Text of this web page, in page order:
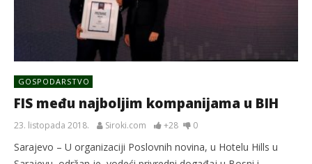
GOSPODARSTVO
FIS među najboljim kompanijama u BIH
23. listopada 2018. Siroki.com +28 0
Sarajevo – U organizaciji Poslovnih novina, u Hotelu Hills u